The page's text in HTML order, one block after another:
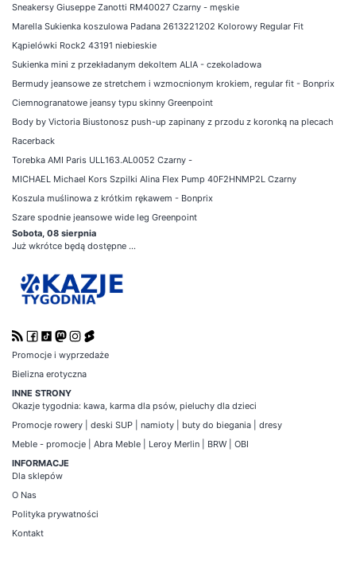
Sneakersy Giuseppe Zanotti RM40027 Czarny - męskie
Marella Sukienka koszulowa Padana 2613221202 Kolorowy Regular Fit
Kąpielówki Rock2 43191 niebieskie
Sukienka mini z przekładanym dekoltem ALIA - czekoladowa
Bermudy jeansowe ze stretchem i wzmocnionym krokiem, regular fit - Bonprix
Ciemnogranatowe jeansy typu skinny Greenpoint
Body by Victoria Biustonosz push-up zapinany z przodu z koronką na plecach
Racerback
Torebka AMI Paris ULL163.AL0052 Czarny -
MICHAEL Michael Kors Szpilki Alina Flex Pump 40F2HNMP2L Czarny
Koszula muślinowa z krótkim rękawem - Bonprix
Szare spodnie jeansowe wide leg Greenpoint
Sobota, 08 sierpnia
Już wkrótce będą dostępne ...
Promocje i wyprzedaże
Bielizna erotyczna
INNE STRONY
Okazje tygodnia: kawa karma dla psów, pieluchy dla dzieci
Promocje rowery deski SUP namioty buty do biegania
dresy
Meble - promocje
Abra Meble Leroy Merlin BRW
OBI
INFORMACJE
Dla sklepów
O Nas
Polityka prywatności
Kontakt